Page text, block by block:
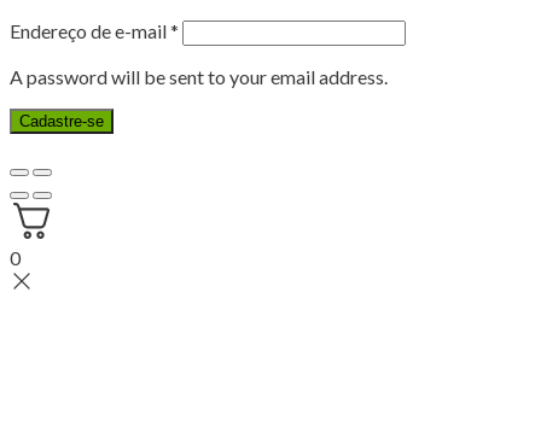
Endereço de e-mail*
A password will be sent to your email address.
Cadastre-se
0